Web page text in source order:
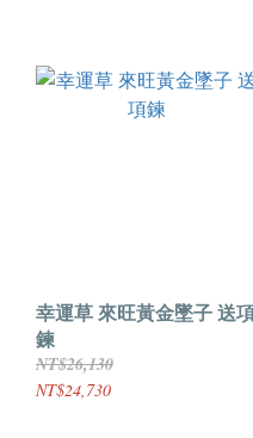
幸運草 來旺黃金墜子 送
鍊
NT$26,130
NT$24,730